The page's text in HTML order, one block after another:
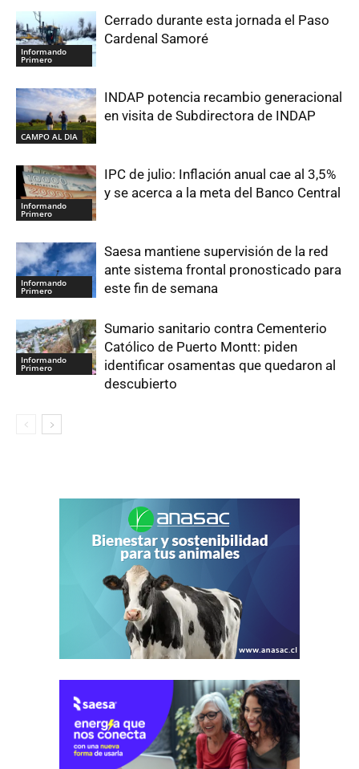
Informando
Primero
Cerrado durante esta jornada el Paso
Cardenal Samoré
CAMPO AL DIA
INDAP potencia recambio generacional
en visita de Subdirectora de INDAP
Informando
Primero
IPC de julio: Inflación anual cae al 3,5%
y se acerca a la meta del Banco Central
Informando
Primero
Saesa mantiene supervisión de la red
ante sistema frontal pronosticado para
este fin de semana
Informando
Primero
Sumario sanitario contra Cementerio
Católico de Puerto Montt: piden
identificar osamentas que quedaron al
descubierto